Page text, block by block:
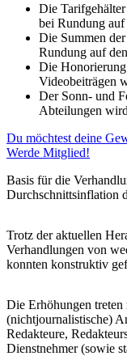
Die
bei Rundung
Die Summen
Rundung auf
Die
Videobeiträgen
Der Sonn- und
Abteilungen
Du möchtest deine
Werde Mitglied!
Basis für die
Durchschnittsinflation
Trotz der aktuellen
Verhandlungen von
konnten konstruktiv
Die Erhöhungen
(nichtjournalistische)
Redakteure,
Dienstnehmer (sowie